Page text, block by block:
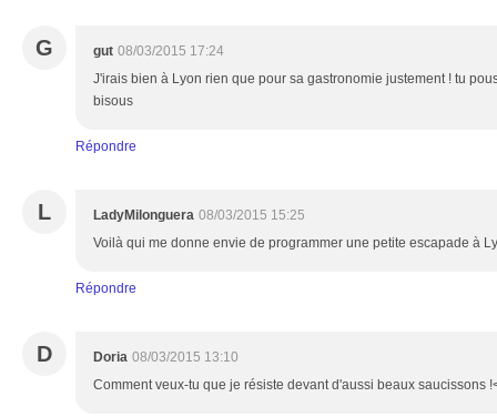
G gut 08/03/2015 17:24
J'irais bien à Lyon rien que pour sa gastronomie justement ! tu
bisous
Répondre
L LadyMilonguera 08/03/2015 15:25
Voilà qui me donne envie de programmer une petite escapade à
Répondre
D Doria 08/03/2015 13:10
Comment veux-tu que je résiste devant d'aussi beaux saucissons